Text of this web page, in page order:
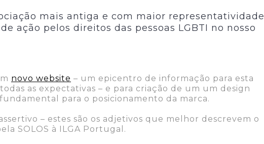
mais antiga e com maior representatividade
ação pelos direitos das pessoas LGBTI no nosso
novo website – um epicentro de informação para esta
as expectativas – e para criação de um um design
para o posicionamento da marca.
– estes são os adjetivos que melhor descrevem o
SOLOS à ILGA Portugal.